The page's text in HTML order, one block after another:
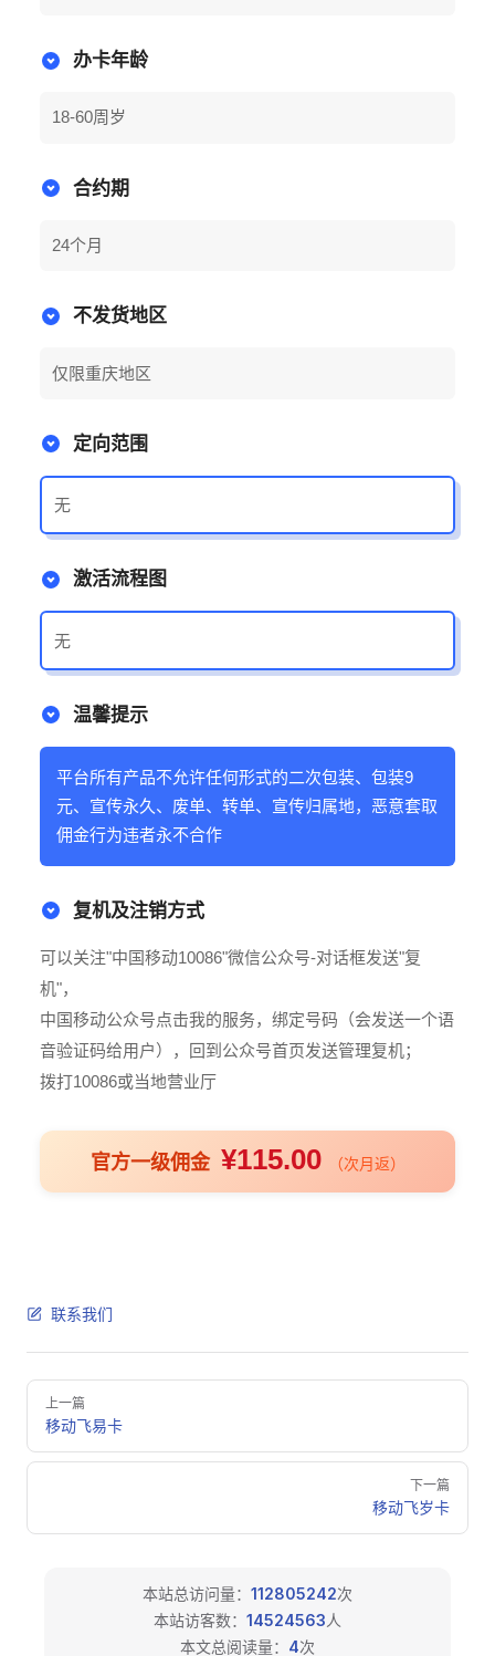
办卡年龄
18-60周岁
合约期
24个月
不发货地区
仅限重庆地区
定向范围
无
激活流程图
无
温馨提示
平台所有产品不允许任何形式的二次包装、包装9
元、宣传永久、废单、转单、宣传归属地，恶意套取
佣金行为违者永不合作
复机及注销方式
可以关注"中国移动10086"微信公众号-对话框发送"复
机"，
中国移动公众号点击我的服务，绑定号码（会发送一个语
音验证码给用户），回到公众号首页发送管理复机；
拨打10086或当地营业厅
官方一级佣金 ¥115.00 （次月返）
联系我们
Pager
上一篇
移动飞易卡
下一篇
移动飞岁卡
本站总访问量： 112805242次
本站访客数： 14524563人
本文总阅读量： 4次